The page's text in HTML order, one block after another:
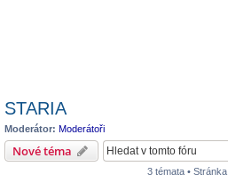
STARIA
Moderátor: Moderátoři
Nové téma
3 témata • Stránka